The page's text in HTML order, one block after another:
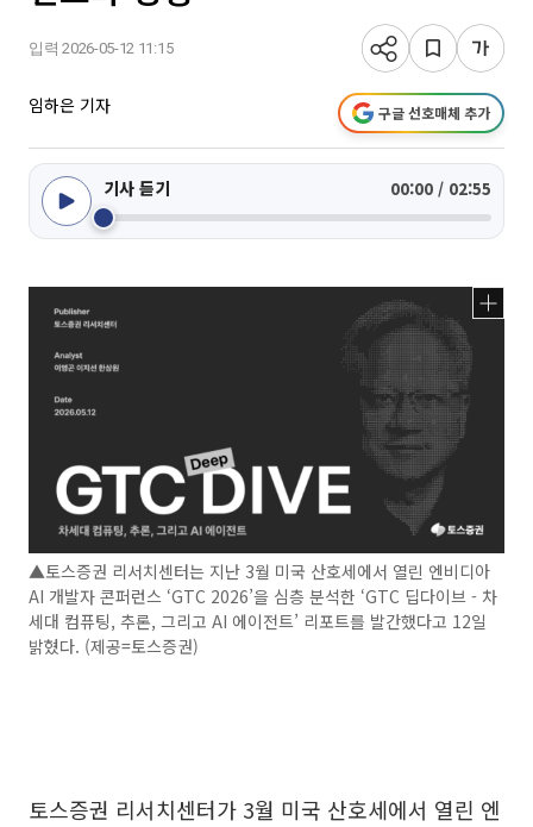
입력 2026-05-12 11:15
임하은 기자 구글 선호매체 추가
기사 듣기 00:00 / 02:55
▲토스증권 리서치센터는 지난 3월 미국 산호세에서 열린 엔비디아
AI 개발자 콘퍼런스 ‘GTC 2026’을 심층 분석한 ‘GTC 딥다이브 - 차
세대 컴퓨팅, 추론, 그리고 AI 에이전트’ 리포트를 발간했다고 12일
밝혔다. (제공=토스증권)
토스증권 리서치센터가 3월 미국 산호세에서 열린 엔